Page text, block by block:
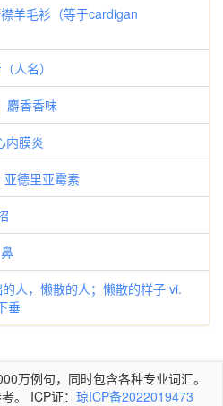
毛衫（等于cardigan
名）
香香味
膜炎
德里亚霉素
，懒散的人；懒散的样子 vi.
垂
万例句，同时包含各种专业词汇。
。 ICP证： 琼ICP备2022019473